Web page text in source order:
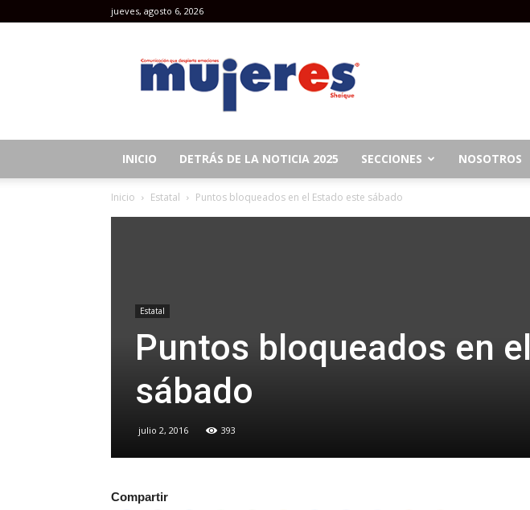
jueves, agosto 6, 2026
Mujeres
INICIO DETRÁS DE LA NOTICIA 2025 SECCIONES NOSOTROS
Inicio Estatal Puntos bloqueados en el Estado este sábado
Estatal
Puntos bloqueados en
sábado
julio 2, 2016 393
Compartir